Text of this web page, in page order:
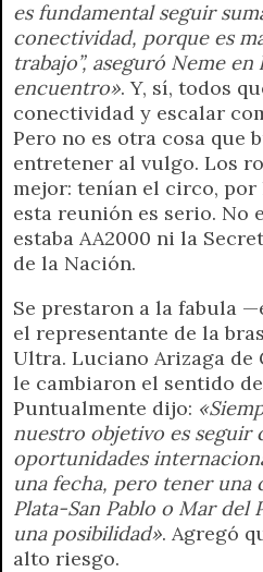
es fundamental seguir
conectividad, porque es
trabajo”, aseguró Neme
encuentro». Y, sí, todos
conectividad y escalar
Pero no es otra cosa que
entretener al vulgo. Los
mejor: tenían el circo, por
esta reunión es serio. No
estaba AA2000 ni la
de la Nación.
Se prestaron a la fabula
el representante de la
Ultra. Luciano Arizaga de
le cambiaron el sentido
Puntualmente dijo:
nuestro objetivo es seguir
oportunidades
una fecha, pero tener una
Plata-San Pablo o Mar del
una posibilidad». Agregó
alto riesgo.